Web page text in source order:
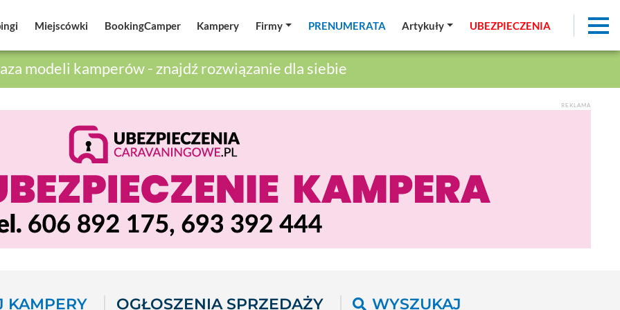
Miejscówki BookingCamper Kampery Firmy PRENUMERATA Artykuły UBEZPIECZENIA
modeli kamperów - znajdź rozwiązanie dla siebie
REKLAMA
KAMPERY OGŁOSZENIA SPRZEDAŻY WYSZUKAJ
Miejscówki BookingCamper Kampery Firmy PRENUMERATA Artykuły UBEZPIECZENIA